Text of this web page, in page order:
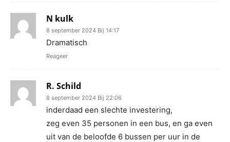
N kulk
8 september 2024 Bij 14:17
Dramatisch
Reageer
R. Schild
8 september 2024 Bij 22:06
inderdaad een slechte investering,
zeg even 35 personen in een bus, en ga even
uit van de beloofde 6 bussen per uur in de